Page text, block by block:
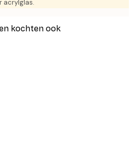
acrylglas.
kochten ook